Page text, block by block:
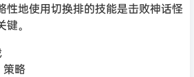
性地使用切换排的技能是击败神话怪
。
策略